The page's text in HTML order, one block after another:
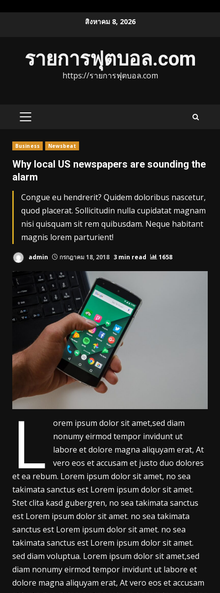
สิงหาคม 8, 2026
รายการฟุตบอล.com
https://รายการฟุตบอล.com
PRIMARY
Business Newsbeat
Why local US newspapers are sounding the
alarm
Congue eu hendrerit? Quidem doloribus nascetur,
quod placerat. Sollicitudin nulla cupidatat magnam
nisi quisquam sit rem quibusdam. Neque habitant
magnis lorem parturient!
admin กรกฎาคม 18, 2018 3 min read 1658
L
orem ipsum dolor sit amet,sed diam
nonumy eirmod tempor invidunt ut
labore et dolore magna aliquyam erat, At
vero eos et accusam et justo duo dolores
et ea rebum. Lorem ipsum dolor sit amet, no sea
takimata sanctus est Lorem ipsum dolor sit amet.
Stet clita kasd gubergren, no sea takimata sanctus
est Lorem ipsum dolor sit amet. no sea takimata
sanctus est Lorem ipsum dolor sit amet. no sea
takimata sanctus est Lorem ipsum dolor sit amet.
sed diam voluptua. Lorem ipsum dolor sit amet,sed
diam nonumy eirmod tempor invidunt ut labore et
dolore magna aliquyam erat, At vero eos et accusam